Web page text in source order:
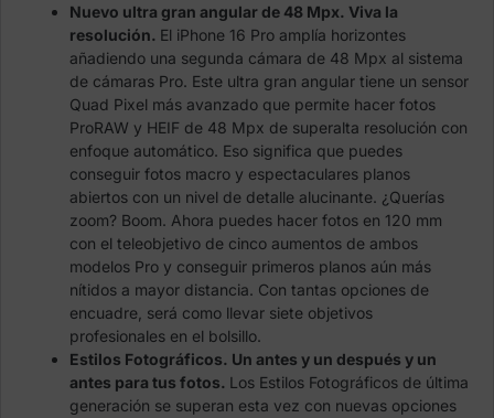
Nuevo ultra gran angular de 48 Mpx. Viva la
resolución. El iPhone 16 Pro amplía horizontes
añadiendo una segunda cámara de 48 Mpx al sistema
de cámaras Pro. Este ultra gran angular tiene un sensor
Quad Pixel más avanzado que permite hacer fotos
ProRAW y HEIF de 48 Mpx de superalta resolución con
enfoque automático. Eso significa que puedes
conseguir fotos macro y espectaculares planos
abiertos con un nivel de detalle alucinante. ¿Querías
zoom? Boom. Ahora puedes hacer fotos en 120 mm
con el teleobjetivo de cinco aumentos de ambos
modelos Pro y conseguir primeros planos aún más
nítidos a mayor distancia. Con tantas opciones de
encuadre, será como llevar siete objetivos
profesionales en el bolsillo.
Estilos Fotográficos. Un antes y un después y un
antes para tus fotos. Los Estilos Fotográficos de última
generación se superan esta vez con nuevas opciones